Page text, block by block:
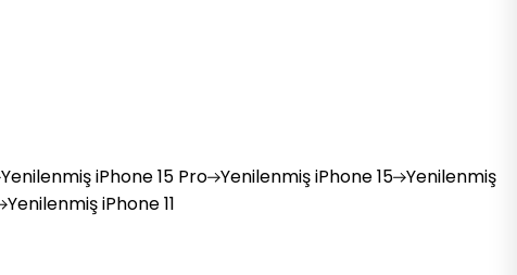
YenilenmişiPhone 15 Pro YenilenmişiPhone 15 Yenilenmiş
YenilenmişiPhone 11